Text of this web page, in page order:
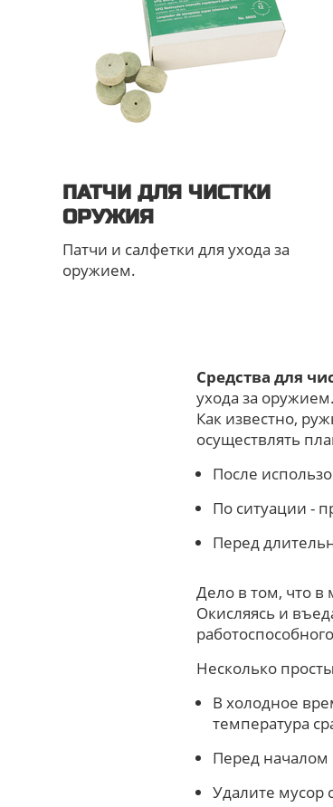
ПАТЧИ ДЛЯ ЧИСТКИ
ОРУЖИЯ
Патчи и салфетки для ухода за
оружием.
Средства для
ухода за оружием.
Как известно,
осуществлять
После
По ситуации -
Перед
Дело в том, что в
Окисляясь и
Несколько
В холодное
температура
Перед началом
Удалите мусор